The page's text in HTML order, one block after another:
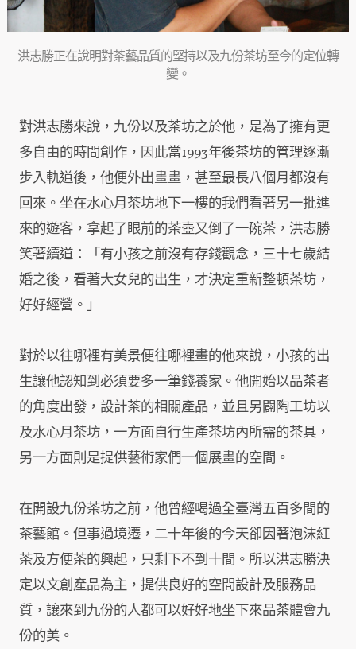
洪志勝正在說明對茶藝品質的堅持以及九份茶坊至今的定位轉
變。
對洪志勝來說，九份以及茶坊之於他，是為了擁有更
多自由的時間創作，因此當1993年後茶坊的管理逐漸
步入軌道後，他便外出畫畫，甚至最長八個月都沒有
回來。坐在水心月茶坊地下一樓的我們看著另一批進
來的遊客，拿起了眼前的茶壺又倒了一碗茶，洪志勝
笑著續道：「有小孩之前沒有存錢觀念，三十七歲結
婚之後，看著大女兒的出生，才決定重新整頓茶坊，
好好經營。」
對於以往哪裡有美景便往哪裡畫的他來說，小孩的出
生讓他認知到必須要多一筆錢養家。他開始以品茶者
的角度出發，設計茶的相關產品，並且另闢陶工坊以
及水心月茶坊，一方面自行生產茶坊內所需的茶具，
另一方面則是提供藝術家們一個展畫的空間。
在開設九份茶坊之前，他曾經喝過全臺灣五百多間的
茶藝館。但事過境遷，二十年後的今天卻因著泡沫紅
茶及方便茶的興起，只剩下不到十間。所以洪志勝決
定以文創產品為主，提供良好的空間設計及服務品
質，讓來到九份的人都可以好好地坐下來品茶體會九
份的美。